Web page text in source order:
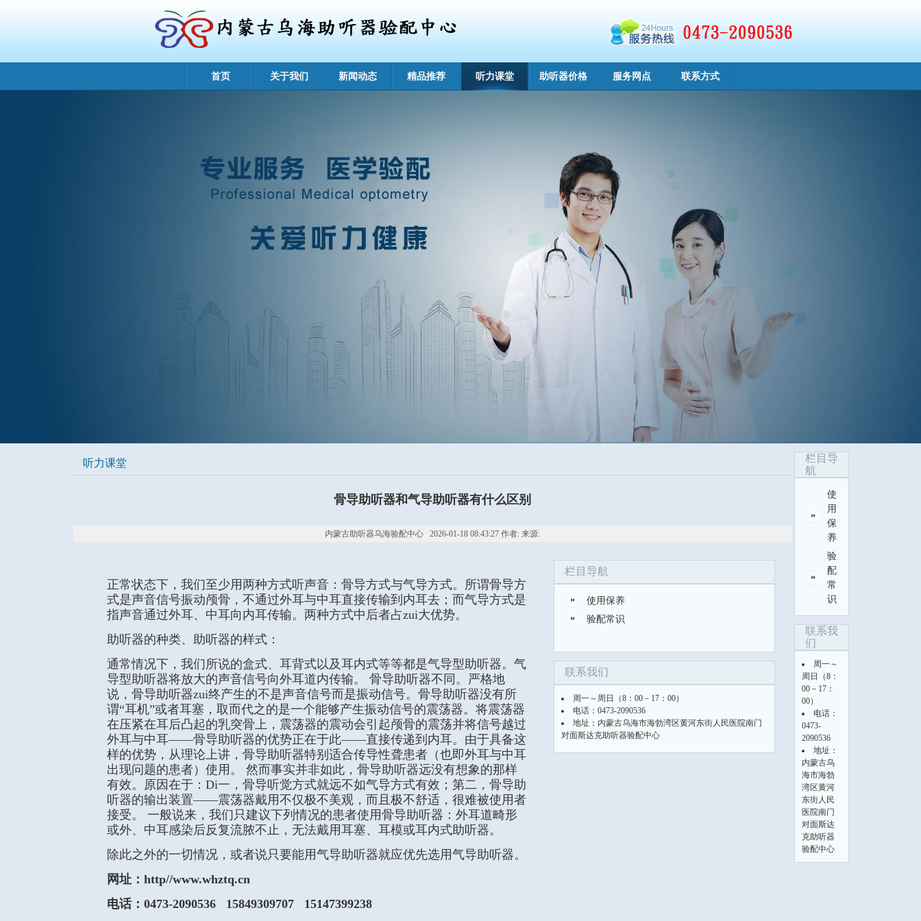
首页 关于我们 新闻动态 精品推荐 听力课堂 助听器价格 服务网点 联系方式
听力课堂
骨导助听器和气导助听器有什么区别
内蒙古助听器乌海验配中心 2026-01-18 08:43:27 作者: 来源:
正常状态下，我们至少用两种方式听声音：骨导方式与气导方式。所谓骨导方
式是声音信号振动颅骨，不通过外耳与中耳直接传输到内耳去；而气导方式是
指声音通过外耳、中耳向内耳传输。两种方式中后者占zui大优势。
助听器的种类、助听器的样式：
通常情况下，我们所说的盒式、耳背式以及耳内式等等都是气导型助听器。气
导型助听器将放大的声音信号向外耳道内传输。 骨导助听器不同。严格地
说，骨导助听器zui终产生的不是声音信号而是振动信号。骨导助听器没有所
谓“耳机”或者耳塞，取而代之的是一个能够产生振动信号的震荡器。将震荡器
在压紧在耳后凸起的乳突骨上，震荡器的震动会引起颅骨的震荡并将信号越过
外耳与中耳——骨导助听器的优势正在于此——直接传递到内耳。由于具备这
样的优势，从理论上讲，骨导助听器特别适合传导性聋患者（也即外耳与中耳
出现问题的患者）使用。 然而事实并非如此，骨导助听器远没有想象的那样
有效。原因在于：Di一，骨导听觉方式就远不如气导方式有效；第二，骨导助
听器的输出装置——震荡器戴用不仅极不美观，而且极不舒适，很难被使用者
接受。 一般说来，我们只建议下列情况的患者使用骨导助听器：外耳道畸形
或外、中耳感染后反复流脓不止，无法戴用耳塞、耳模或耳内式助听器。
除此之外的一切情况，或者说只要能用气导助听器就应优先选用气导助听器。
网址：http//www.whztq.cn
电话：0473-2090536 15849309707 15147399238
栏目导航
使用保养
验配常识
联系我们
周一～周日（8：00－17：00）
电话：0473-2090536
地址：内蒙古乌海市海勃湾区黄河东街人民医院南门
对面斯达克助听器验配中心
栏目导
航
使
用
保
养
验
配
常
识
联系我
们
周一～
周日（8：
00－17：
00）
电话：
0473-
2090536
地址：
内蒙古乌
海市海勃
湾区黄河
东街人民
医院南门
对面斯达
克助听器
验配中心